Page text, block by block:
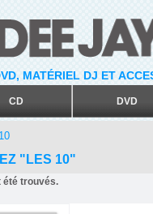
MATÉRIEL DJ ET
CD DVD
"LES 10"
été trouvés.